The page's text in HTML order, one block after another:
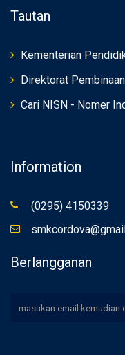
Tautan
Kementerian
Direktorat
Cari NISN - Nomer
Information
(0295) 4150339
Berlangganan